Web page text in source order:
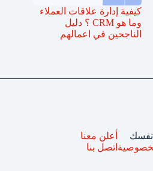
كيفية إدارة علاقات العملاء
وما هو CRM ؟ دليل
الناجحين في اعمالهم
أعلن معنا
اتصل بنا